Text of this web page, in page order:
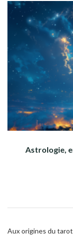
Astrologie,
Aux origines du